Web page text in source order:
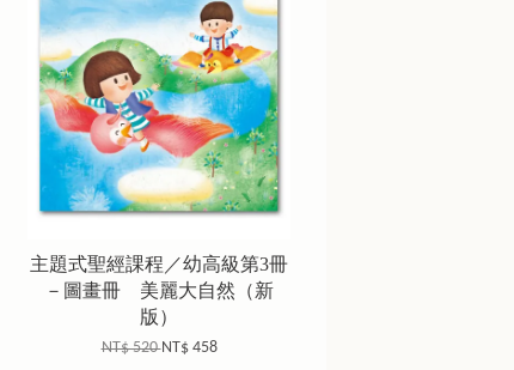
主題式聖經課程／幼高級第3冊
－圖畫冊 美麗大自然（新
版）
NT$ 520NT$ 458